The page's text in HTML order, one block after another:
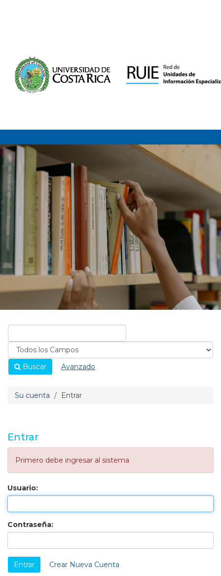
Buscar Avanzado
Su cuenta Entrar
Entrar
Primero debe ingresar al sistema
Usuario:
Contraseña:
Crear Nueva Cuenta